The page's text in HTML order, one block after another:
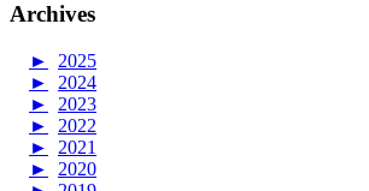
Archives
►
2025
►
2024
►
2023
►
2022
►
2021
►
2020